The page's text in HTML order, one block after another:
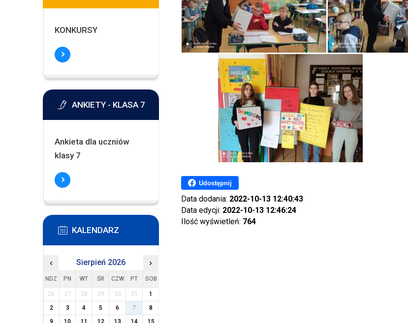
Udostępnij
Data dodania: 2022-10-13 12:40:43
Data edycji: 2022-10-13 12:46:24
Ilość wyświetleń: 764
KONKURSY
ANKIETY - KLASA 7
Ankieta dla uczniów
klasy 7
KALENDARZ
‹ Sierpień 2026 ›
NDZ PN WT ŚR CZW PT SOB
26 27 28 29 30 31
1
2
3 4 5 6 7
8
9
10 11 12 13 14
15